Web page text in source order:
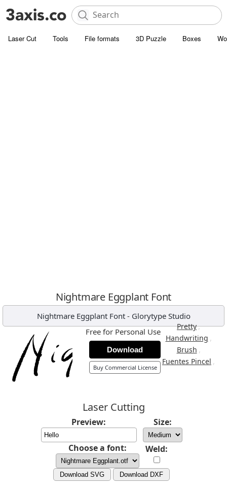
Laser Cut Tools File formats 3D Puzzle Boxes
Nightmare Eggplant Font
Nightmare Eggplant Font- Glorytype Studio
Pretty,
Handwriting ,
Brush ,
Fuentes Pincel ,
Free for Personal Use
Download
Buy Commercial License
Laser Cutting
Preview: Size:
Choose a font: Weld:
Download SVG Download DXF